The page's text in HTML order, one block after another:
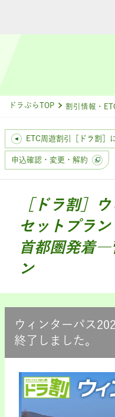
ドラぷらTOP 割引情報・
ETC周遊割引［ドラ割］
申込確認・変更・解約
［ドラ割］
セットプラン
首都圏発着―
ン
ウィンターパス
終了しました。